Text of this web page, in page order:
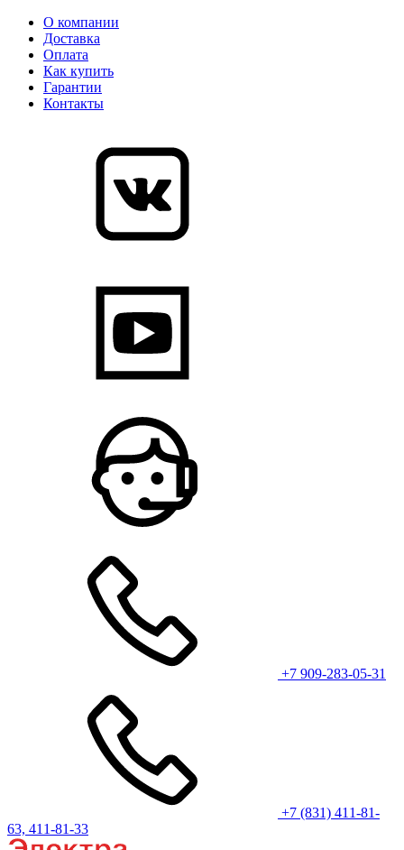
О компании
Доставка
Оплата
Как купить
Гарантии
Контакты
+7 909-283-05-31
+7 (831) 411-81-
63, 411-81-33